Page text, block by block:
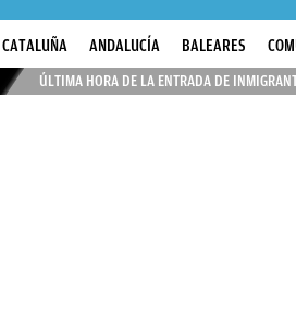
CATALUÑA ANDALUCÍA BALEARES
ÚLTIMA HORA DE LA ENTRADA DE